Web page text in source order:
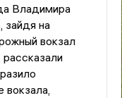
Владимира
зайдя на
вокзал
вокзала,